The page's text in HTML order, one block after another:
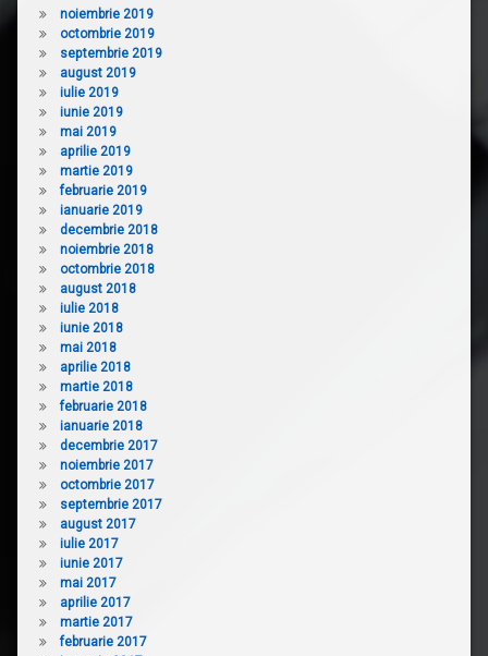
noiembrie 2019
octombrie 2019
septembrie 2019
august 2019
iulie 2019
iunie 2019
mai 2019
aprilie 2019
martie 2019
februarie 2019
ianuarie 2019
decembrie 2018
noiembrie 2018
octombrie 2018
august 2018
iulie 2018
iunie 2018
mai 2018
aprilie 2018
martie 2018
februarie 2018
ianuarie 2018
decembrie 2017
noiembrie 2017
octombrie 2017
septembrie 2017
august 2017
iulie 2017
iunie 2017
mai 2017
aprilie 2017
martie 2017
februarie 2017